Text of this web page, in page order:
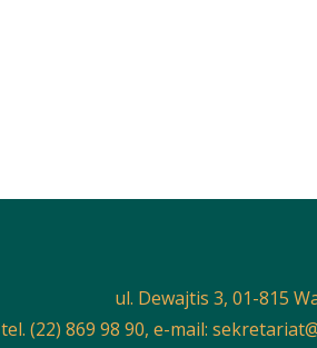
ul. Dewajtis 3, 01-815
tel. (22) 869 98 90, e-mail: